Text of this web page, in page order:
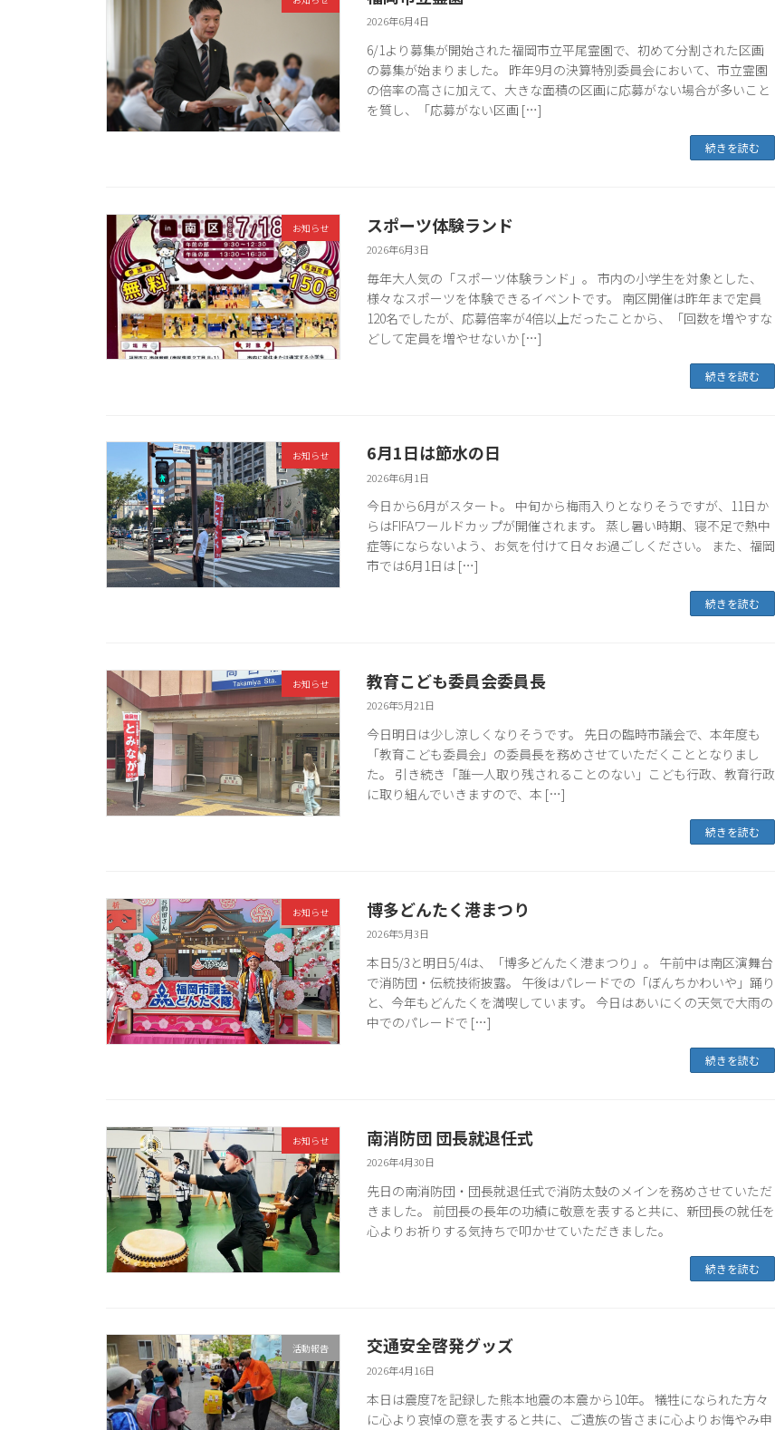
2026年6月4日
6/1より募集が開始された福岡市立平尾霊園で、初めて分割された区画
の募集が始まりました。 昨年9月の決算特別委員会において、市立霊園
の倍率の高さに加えて、大きな面積の区画に応募がない場合が多いこと
を質し、「応募がない区画 […]
続きを読む
お知らせ スポーツ体験ランド
2026年6月3日
毎年大人気の「スポーツ体験ランド」。 市内の小学生を対象とした、
様々なスポーツを体験できるイベントです。 南区開催は昨年まで定員
120名でしたが、応募倍率が4倍以上だったことから、「回数を増やすな
どして定員を増やせないか […]
続きを読む
お知らせ 6月1日は節水の日
2026年6月1日
今日から6月がスタート。 中旬から梅雨入りとなりそうですが、11日か
らはFIFAワールドカップが開催されます。 蒸し暑い時期、寝不足で熱中
症等にならないよう、お気を付けて日々お過ごしください。 また、福岡
市では6月1日は […]
続きを読む
お知らせ 教育こども委員会委員長
2026年5月21日
今日明日は少し涼しくなりそうです。 先日の臨時市議会で、本年度も
「教育こども委員会」の委員長を務めさせていただくこととなりまし
た。 引き続き「誰一人取り残されることのない」こども行政、教育行政
に取り組んでいきますので、本 […]
続きを読む
お知らせ 博多どんたく港まつり
2026年5月3日
本日5/3と明日5/4は、「博多どんたく港まつり」。 午前中は南区演舞台
で消防団・伝統技術披露。 午後はパレードでの「ぼんちかわいや」踊り
と、今年もどんたくを満喫しています。 今日はあいにくの天気で大雨の
中でのパレードで […]
続きを読む
お知らせ 南消防団 団長就退任式
2026年4月30日
先日の南消防団・団長就退任式で消防太鼓のメインを務めさせていただ
きました。 前団長の長年の功績に敬意を表すると共に、新団長の就任を
心よりお祈りする気持ちで叩かせていただきました。
続きを読む
活動報告 交通安全啓発グッズ
2026年4月16日
本日は震度7を記録した熊本地震の本震から10年。 犠牲になられた方々
に心より哀悼の意を表すると共に、ご遺族の皆さまに心よりお悔やみ申